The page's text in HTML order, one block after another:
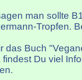
man sollte
Tropfen.
das Buch
findest Du viel